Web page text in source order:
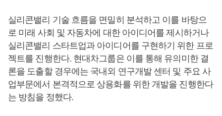
실리콘밸리 기술 흐름을 면밀히 분석하고 이를 바탕으
로 미래 사회 및 자동차에 대한 아이디어를 제시하거나
실리콘밸리 스타트업과 아이디어를 구현하기 위한 프로
젝트를 진행한다. 현대차그룹은 이를 통해 유의미한 결
론을 도출할 경우에는 국내외 연구개발 센터 및 주요 사
업부문에서 본격적으로 상용화를 위한 개발을 진행한다
는 방침을 정했다.